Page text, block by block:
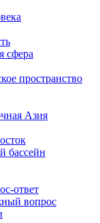
сфера
пространство
Азия
бассейн
ответ
вопрос